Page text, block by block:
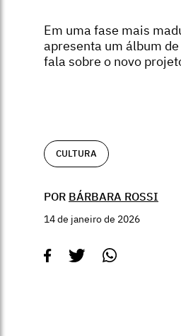
Em uma fase mais
apresenta um álbum
fala sobre o novo
CULTURA
POR BÁRBARA ROSSI
14 de janeiro de 2026